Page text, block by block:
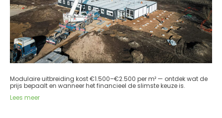
Modulaire uitbreiding kost €1.500–€2.500 per m² — ontdek wat de
prijs bepaalt en wanneer het financieel de slimste keuze is.
Lees meer